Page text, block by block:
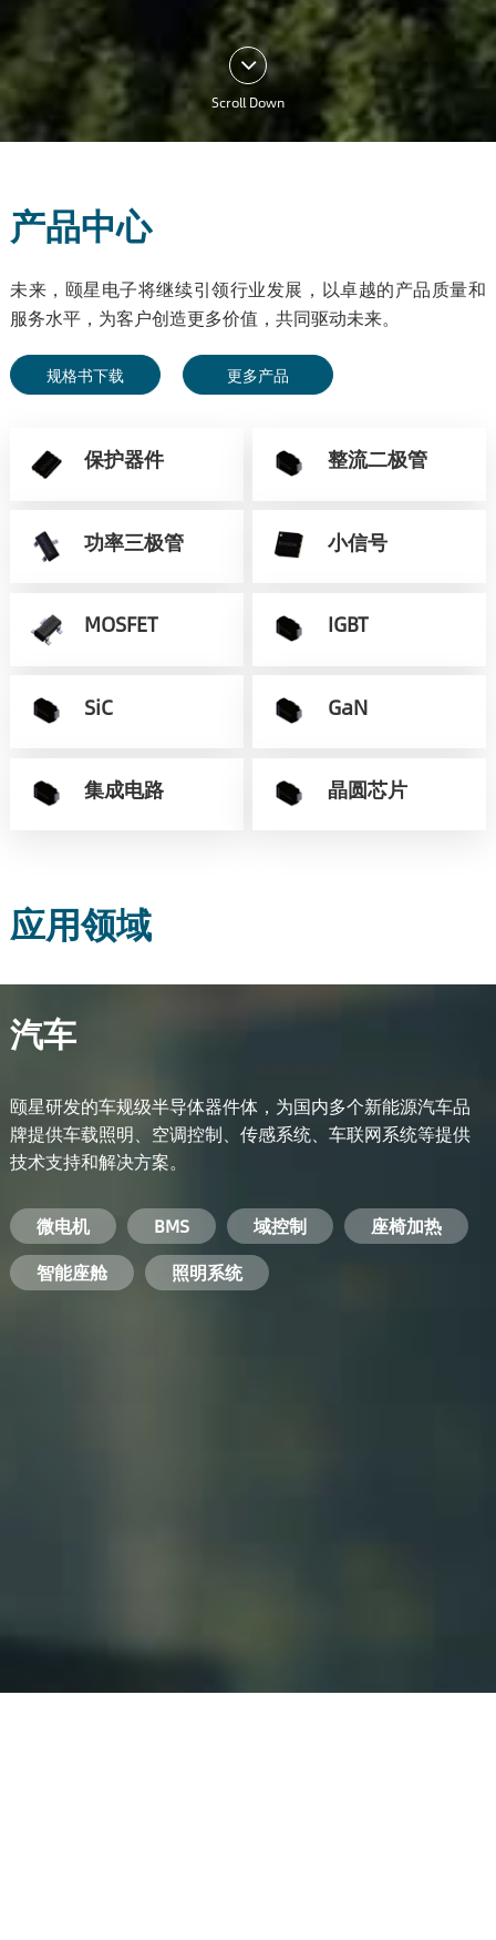
Scroll Down
产品中心
未来，颐星电子将继续引领行业发展，以卓越的产品质量和
服务水平，为客户创造更多价值，共同驱动未来。
规格书下载 更多产品
保护器件 整流二极管
功率三极管 小信号
MOSFET IGBT
SiC GaN
集成电路 晶圆芯片
应用领域
汽车
颐星研发的车规级半导体器件体，为国内多个新能源汽车品
牌提供车载照明、空调控制、传感系统、车联网系统等提供
技术支持和解决方案。
微电机 BMS 域控制
座椅加热
智能座舱
照明系统
电池管理系统
储能逆变器
工业电焊机 变频器
电机驱动
安防摄像头
开关电源 手机充电器
服务器电源
PC电源
电脑 手机 基站 机顶盒
智能农业 智能医疗
智能交通
智能家居